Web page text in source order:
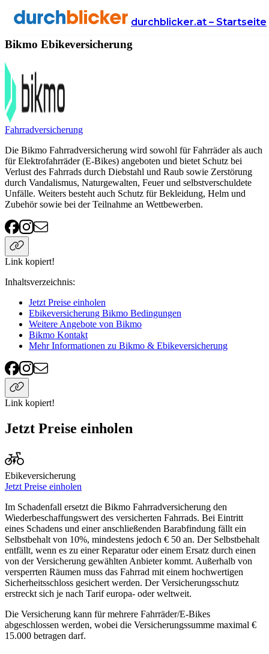
durchblicker.at – Startseite
Anbieter Versicherung ebikeversicherung Bikmo
Bikmo Ebikeversicherung
Fahrradversicherung
Die Bikmo Fahrradversicherung wird sowohl für Fahrräder als auch
für Elektrofahrräder (E-Bikes) angeboten und bietet Schutz bei
Verlust des Fahrrads durch Diebstahl und Raub sowie Zerstörung
durch Vandalismus, Naturgewalten, Feuer und selbstverschuldete
Unfälle. Weiters besteht auch Schutz für Bekleidung, Helm und
Zubehör sowie bei der Teilnahme an Wettbewerben.
Link kopiert!
Inhaltsverzeichnis:
Jetzt Preise einholen
Ebikeversicherung Bikmo Bedingungen
Weitere Angebote von Bikmo
Bikmo Kontakt
Mehr Informationen zu Bikmo & Ebikeversicherung
Link kopiert!
Jetzt Preise einholen
Ebikeversicherung
Jetzt Preise einholen
Im Schadenfall ersetzt die Bikmo Fahrradversicherung den
Wiederbeschaffungswert des versicherten Fahrrads. Bei Eintritt
eines Schadens und einer anschließenden Barabfindung fällt ein
Selbstbehalt von 10%, mindestens jedoch € 50 an. Der Selbstbehalt
entfällt, wenn es zu einer Reparatur oder einem Ersatz durch einen
von der Versicherung gewählten Anbieter kommt. Außerhalb von
versperrten Räumen muss das Fahrrad mit einem hochwertigen
Sicherheitsschloss gesichert werden. Der Versicherungsschutz
erstreckt sich je nach Tarif europa- oder weltweit.
Die Versicherung kann für mehrere Fahrräder/E-Bikes
abgeschlossen werden, wobei die Versicherungssumme maximal €
15.000 betragen darf.